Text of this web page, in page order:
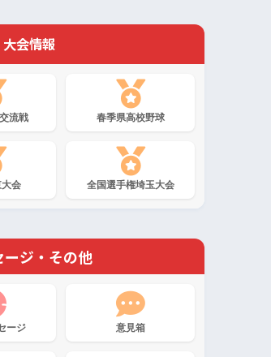
会情報
流戦 春季県高校野球
会 全国選手権埼玉大会
ージ・その他
ージ 意見箱